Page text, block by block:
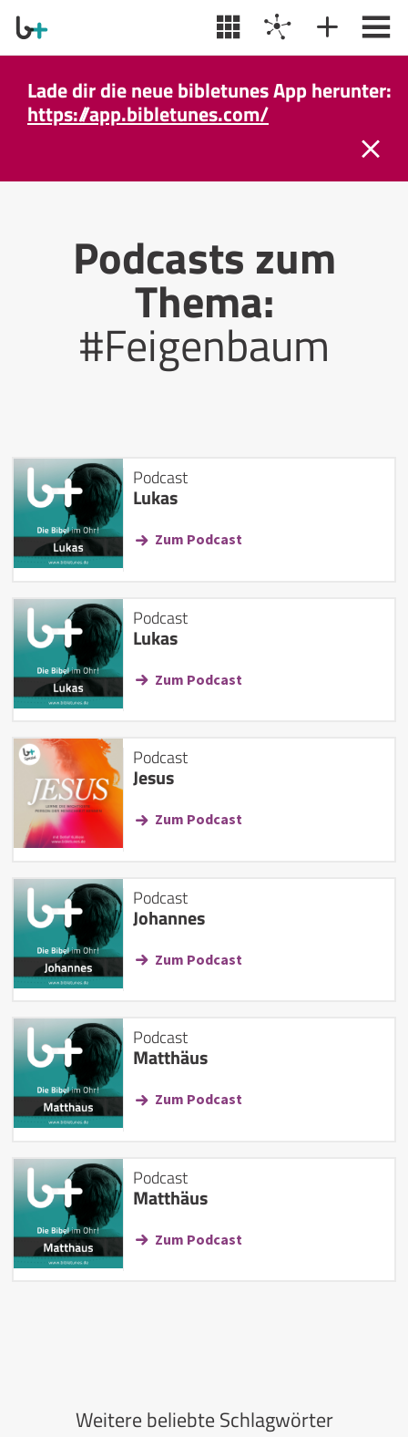
Lade dir die neue bibletunes App herunter:
https://app.bibletunes.com/
Podcasts zum
Thema:
#Feigenbaum
Podcast
Lukas
Zum Podcast
Podcast
Lukas
Zum Podcast
Podcast
Jesus
Zum Podcast
Podcast
Johannes
Zum Podcast
Podcast
Matthäus
Zum Podcast
Podcast
Matthäus
Zum Podcast
Weitere beliebte Schlagwörter